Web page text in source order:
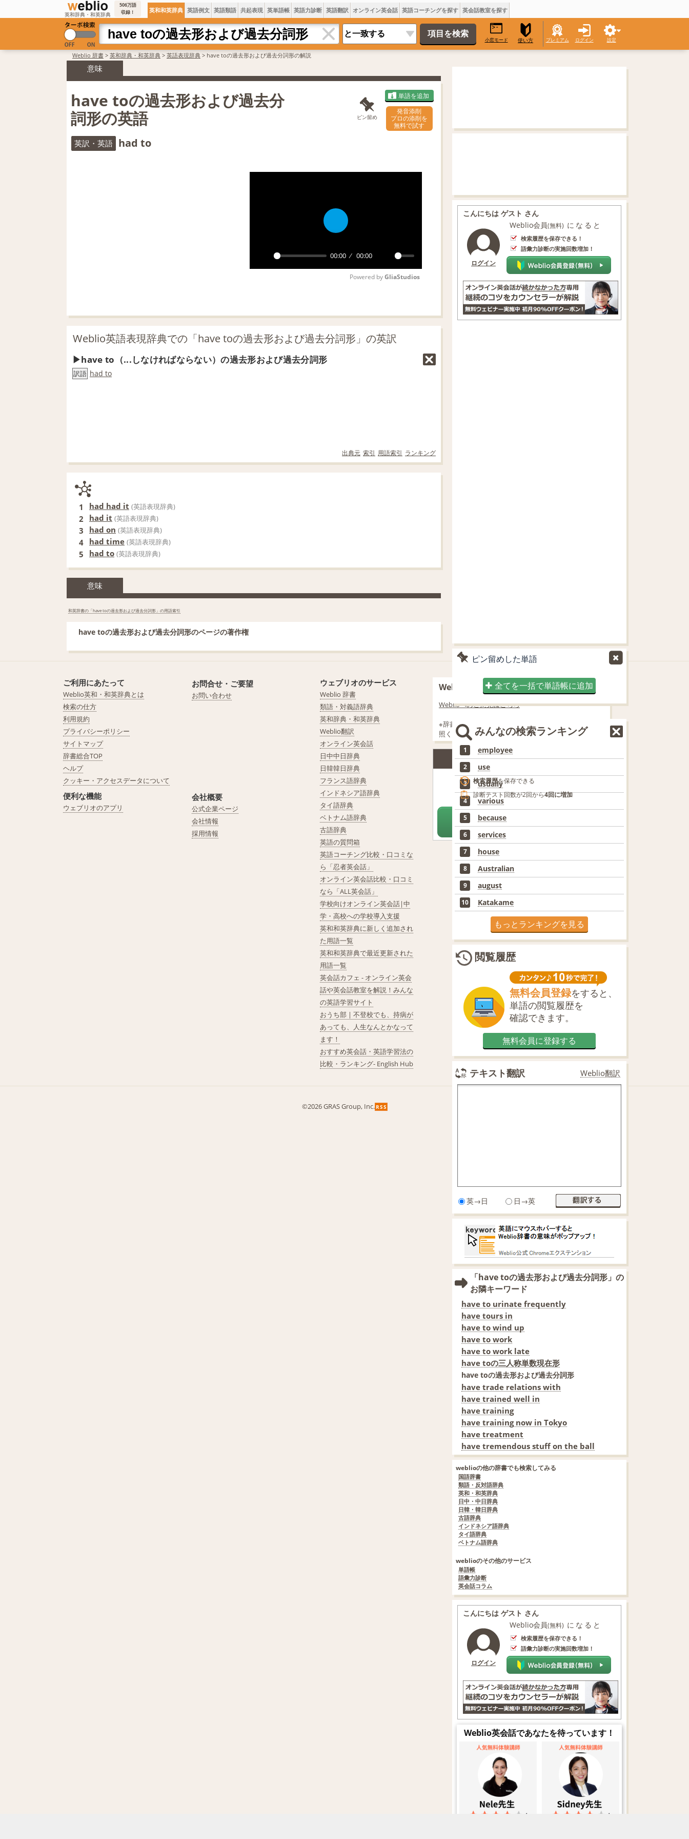
英和辞典・和英辞典
506万語
収録！
英和和英辞典 英語例文 英語類語 共起表現 英単語帳 英語力診断 英語翻訳 オンライン英会話 英語コーチングを探す 英会話教室を探す
小窓モード 使い方 プレミアム ログイン 設定
Weblio 辞書 > 英和辞典・和英辞典 > 英語表現辞典 > have toの過去形および過去分詞形の解説
意味
have toの過去形および過去分
詞形の英語
ピン留め
単語を追加
発音添削
プロの添削を
無料で試す
英訳・英語 had to
P
00:00 00:00
M
u
P
a
Powered by GliaStudios
Weblio英語表現辞典での「have toの過去形および過去分詞形」の英訳
have to（...しなければならない）の過去形および過去分詞形
訳語 had to
出典元 索引 用語索引 ランキング
1 had had it (英語表現辞典)
2 had it (英語表現辞典)
3 had on (英語表現辞典)
4 had time (英語表現辞典)
5 had to (英語表現辞典)
意味
和英辞書の「have toの過去形および過去分詞形」の用語索引
have toの過去形および過去分詞形のページの著作権
こんにちは ゲスト さん
ログイン
Weblio会員(無料) になると
検索履歴を保存できる！
語彙力診断の実施回数増加！
ピン留めした単語
全てを一括で単語帳に追加
みんなの検索ランキング
1 employee
2 use
3 usually
4 various
5 because
6 services
7 house
8 Australian
9 august
10 Katakame
もっとランキングを見る
閲覧履歴
無料会員登録をすると、
単語の閲覧履歴を
確認できます。
無料会員に登録する
テキスト翻訳 Weblio翻訳
英→日 日→英
「have toの過去形および過去分詞形」の
お隣キーワード
have to urinate frequently
have tours in
have to wind up
have to work
have to work late
have toの三人称単数現在形
have toの過去形および過去分詞形
have trade relations with
have trained well in
have training
have training now in Tokyo
have treatment
have tremendous stuff on the ball
weblioの他の辞書でも検索してみる
国語辞書
類語・反対語辞典
英和・和英辞典
日中・中日辞典
日韓・韓日辞典
古語辞典
インドネシア語辞典
タイ語辞典
ベトナム語辞典
weblioのその他のサービス
単語帳
語彙力診断
英会話コラム
こんにちは ゲスト さん
ログイン
Weblio会員(無料) になると
検索履歴を保存できる！
語彙力診断の実施回数増加！
Weblio英会話であなたを待っています！
ご利用にあたって
Weblio英和・和英辞典とは
検索の仕方
利用規約
プライバシーポリシー
サイトマップ
辞書総合TOP
ヘルプ
クッキー・アクセスデータについて
便利な機能
ウェブリオのアプリ
お問合せ・ご要望
お問い合わせ
会社概要
公式企業ページ
会社情報
採用情報
ウェブリオのサービス
Weblio 辞書
類語・対義語辞典
英和辞典・和英辞典
Weblio翻訳
オンライン英会話
日中中日辞典
日韓韓日辞典
フランス語辞典
インドネシア語辞典
タイ語辞典
ベトナム語辞典
古語辞典
英語の質問箱
英語コーチング比較・口コミな
ら「忍者英会話」
オンライン英会話比較・口コミ
なら「ALL英会話」
学校向けオンライン英会話|中
学・高校への学校導入支援
英和和英辞典に新しく追加され
た用語一覧
英和和英辞典で最近更新された
用語一覧
英会話カフェ - オンライン英会
話や英会話教室を解説！みんな
の英語学習サイト
おうち部 | 不登校でも、持病が
あっても、人生なんとかなって
ます！
おすすめ英会話・英語学習法の
比較・ランキング- English Hub
Weblioへのご意見をお待ちしております
Weblioへのご意見はこちら
※辞書についてのお問合せは、「
」もご参
照ください。
Weblio会員(無料)なら便利機能が満載!
検索履歴を保存できる
診断テスト回数が2回から4回に増加
©2026 GRAS Group, Inc. RSS